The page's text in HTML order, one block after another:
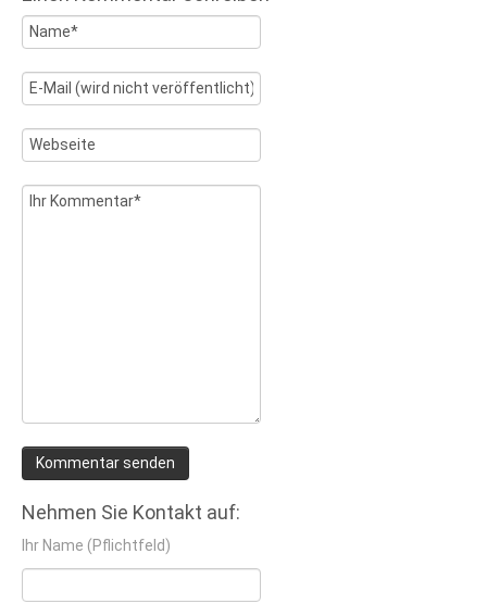
Nehmen Sie Kontakt auf:
Ihr Name (Pflichtfeld)